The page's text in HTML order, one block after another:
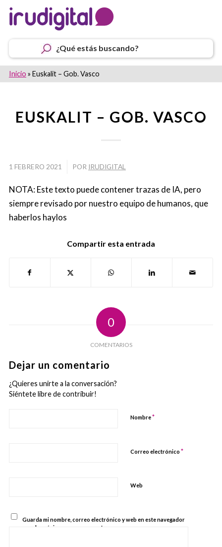
¿Qué estás buscando?
Inicio » Euskalit – Gob. Vasco
EUSKALIT – GOB. VASCO
1 FEBRERO 2021 POR IRUDIGITAL
NOTA: Este texto puede contener trazas de IA, pero
siempre revisado por nuestro equipo de humanos, que
haberlos haylos
Compartir esta entrada
0
COMENTARIOS
Dejar un comentario
¿Quieres unirte a la conversación?
Siéntete libre de contribuir!
Nombre*
Correo electrónico *
Web
Guarda mi nombre, correo electrónico y web en este navegador
para la próxima vez que comente.